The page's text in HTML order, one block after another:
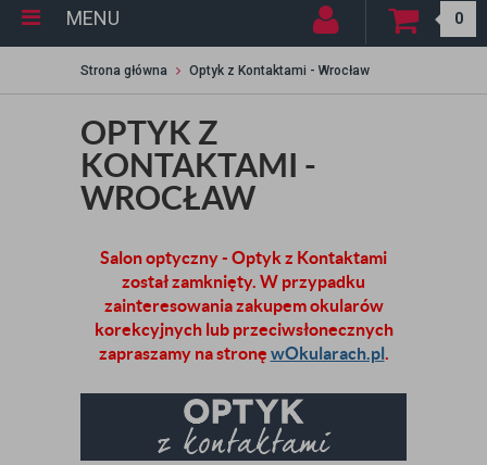
MENU 0
Strona główna Optyk z Kontaktami - Wrocław
OPTYK Z
KONTAKTAMI -
WROCŁAW
Salon optyczny - Optyk z Kontaktami
został zamknięty. W przypadku
zainteresowania zakupem okularów
korekcyjnych lub przeciwsłonecznych
zapraszamy na stronę wOkularach.pl.